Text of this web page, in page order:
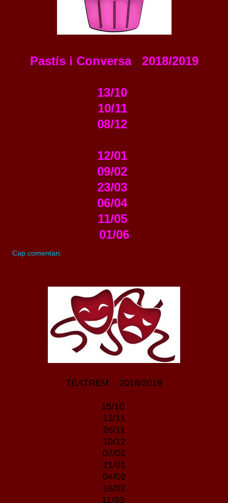
Pastís i Conversa 2018/2019
13/10
10/11
08/12
12/01
09/02
23/03
06/04
11/05
01/06
Cap comentari:
TEATREM 2018/2019
15/10
12/11
26/11
10/12
07/01
21/01
04/02
18/02
11/03